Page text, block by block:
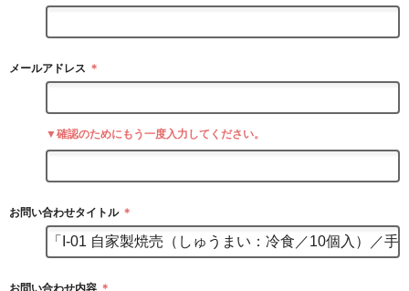
メールアドレス ＊
▼確認のためにもう一度入力してください。
お問い合わせタイトル ＊
お問い合わせ内容 ＊